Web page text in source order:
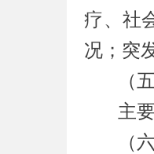
疗、社
况；突
（
主
（